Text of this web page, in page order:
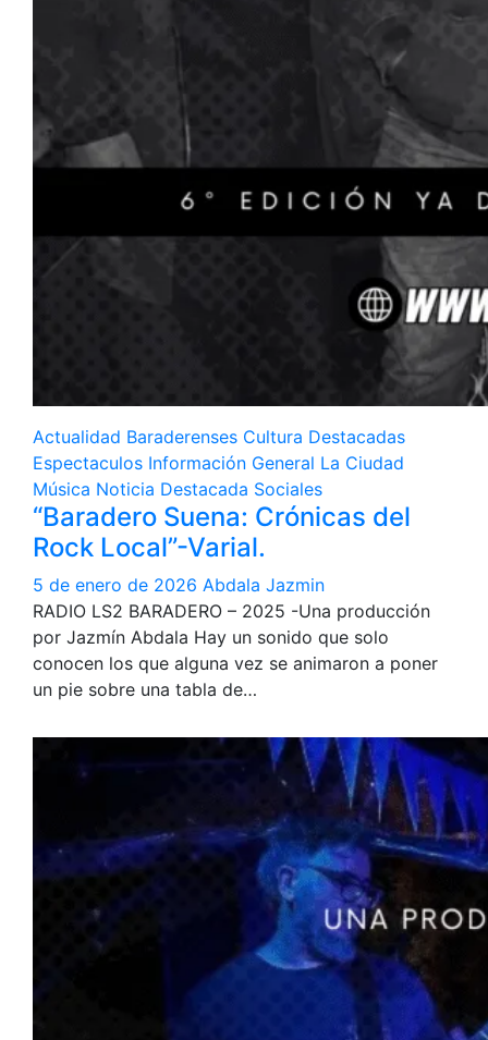
Actualidad Baraderenses Cultura Destacadas
Espectaculos Información General La Ciudad
Música Noticia Destacada Sociales
“Baradero Suena: Crónicas del
Rock Local”-Varial.
5 de enero de 2026 Abdala Jazmin
RADIO LS2 BARADERO – 2025 -Una producción
por Jazmín Abdala Hay un sonido que solo
conocen los que alguna vez se animaron a poner
un pie sobre una tabla de…